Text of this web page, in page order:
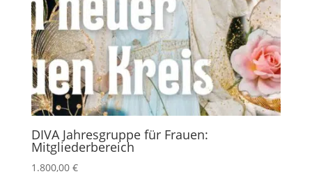
DIVA Jahresgruppe für Frauen:
Mitgliederbereich
1.800,00 €